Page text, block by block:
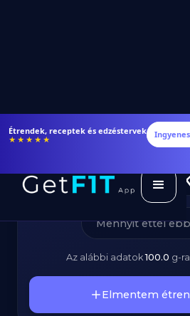
Étrendek, receptek és edzéstervek
★★★★★
Vajas Kifli –
Az alábbi adatok100.0 g-
Elmentem